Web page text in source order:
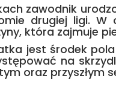
zawodnik
drugiej ligi. W
która zajmuje
jest środek
na
oraz przyszłym